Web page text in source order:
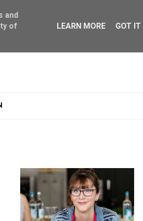
and
of
LEARN MORE GOT IT